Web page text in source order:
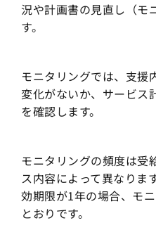
況や計画書の見直し（モ
す。
モニタリングでは、支援
変化がないか、サービス
を確認します。
モニタリングの頻度は受
ス内容によって異なりま
効期限が1年の場合、モ
とおりです。